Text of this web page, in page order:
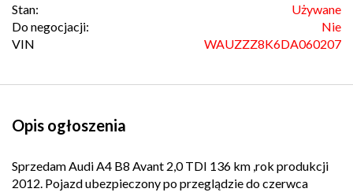
Stan:
Używane
Do negocjacji:
Nie
VIN
WAUZZZ8K6DA060207
Opis ogłoszenia
Sprzedam Audi A4 B8 Avant 2,0 TDI 136 km ,rok produkcji
2012. Pojazd ubezpieczony po przeglądzie do czerwca